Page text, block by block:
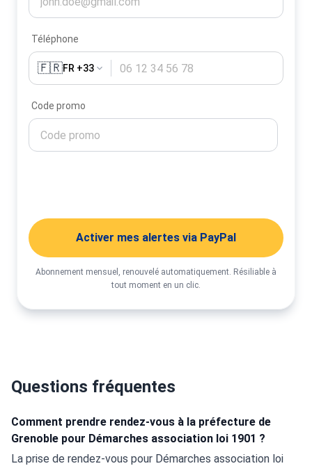
Téléphone
🇫🇷FR +33
Code promo
Activer mes alertes via PayPal
Abonnement mensuel, renouvelé automatiquement. Résiliable à
tout moment en un clic.
Questions fréquentes
Comment prendre rendez-vous à la préfecture de
Grenoble pour Démarches association loi 1901 ?
La prise de rendez-vous pour Démarches association loi